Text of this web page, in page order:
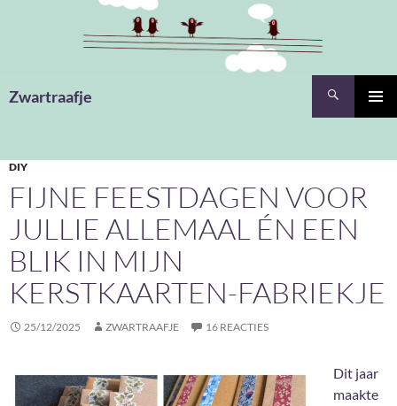
Zwartraafje
DIY
FIJNE FEESTDAGEN VOOR
JULLIE ALLEMAAL ÉN EEN
BLIK IN MIJN
KERSTKAARTEN-FABRIEKJE
25/12/2025 ZWARTRAAFJE 16 REACTIES
Dit jaar
maakte